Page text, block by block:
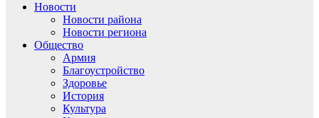
Новости
Новости района
Новости региона
Общество
Армия
Благоустройство
Здоровье
История
Культура